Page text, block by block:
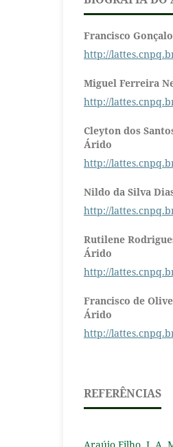
Francisco
http://
Miguel Ferreira
http://
Cleyton dos
Árido
http://
Nildo da Silva
http://
Rutilene
Árido
http://
Francisco de
Árido
http://
REFERÊNCIAS